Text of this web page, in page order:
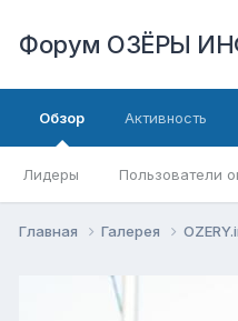
Форум ОЗЁРЫ
Обзор
Лидеры Пользователи
Активность
Главная Галерея